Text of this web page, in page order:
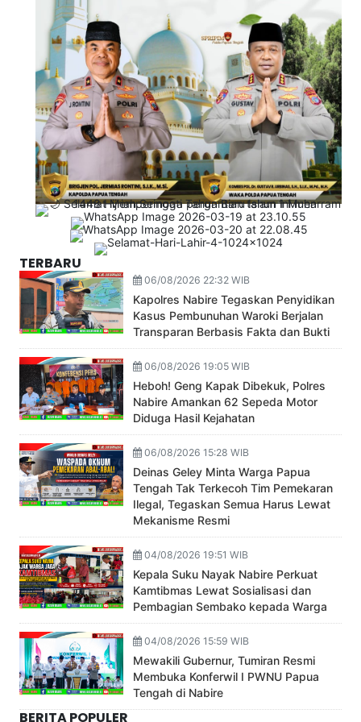
TERBARU
06/08/2026 22:32 WIB
Kapolres Nabire Tegaskan Penyidikan
Kasus Pembunuhan Waroki Berjalan
Transparan Berbasis Fakta dan Bukti
06/08/2026 19:05 WIB
Heboh! Geng Kapak Dibekuk, Polres
Nabire Amankan 62 Sepeda Motor
Diduga Hasil Kejahatan
06/08/2026 15:28 WIB
Deinas Geley Minta Warga Papua
Tengah Tak Terkecoh Tim Pemekaran
Ilegal, Tegaskan Semua Harus Lewat
Mekanisme Resmi
04/08/2026 19:51 WIB
Kepala Suku Nayak Nabire Perkuat
Kamtibmas Lewat Sosialisasi dan
Pembagian Sembako kepada Warga
04/08/2026 15:59 WIB
Mewakili Gubernur, Tumiran Resmi
Membuka Konferwil I PWNU Papua
Tengah di Nabire
BERITA POPULER